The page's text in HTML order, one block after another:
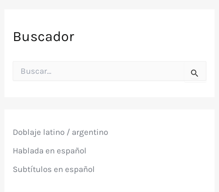
Buscador
o
:
Doblaje latino / argentino
Hablada en español
Subtítulos en español